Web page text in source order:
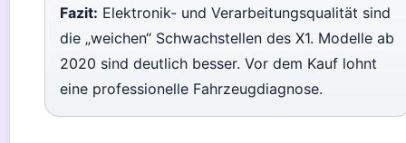
Fazit: Elektronik- und Verarbeitungsqualität sind
die „weichen“ Schwachstellen des X1. Modelle ab
2020 sind deutlich besser. Vor dem Kauf lohnt
eine professionelle Fahrzeugdiagnose.